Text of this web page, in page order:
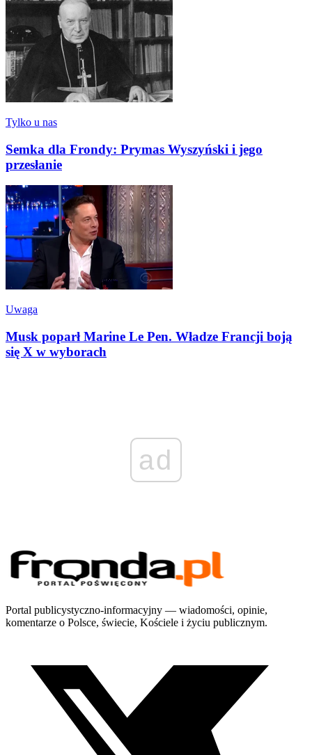
Tylko u nas
Semka dla Frondy: Prymas Wyszyński i jego
przesłanie
Uwaga
Musk poparł Marine Le Pen. Władze Francji boją
się X w wyborach
ad
Portal publicystyczno-informacyjny — wiadomości, opinie,
komentarze o Polsce, świecie, Kościele i życiu publicznym.